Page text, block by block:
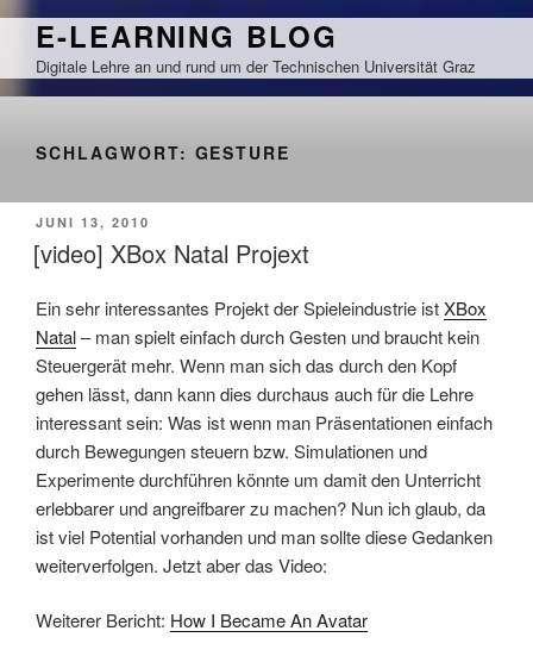
Zum
springen
E-LEARNING BLOG
Digitale Lehre an und rund um der Technischen Universität Graz
SCHLAGWORT: GESTURE
VERÖFFENTLICHT
AM
JUNI 13, 2010
[video] XBox Natal Projext
Ein sehr interessantes Projekt der Spieleindustrie istXBox
Natal– man spielt einfach durch Gesten und braucht kein
Steuergerät mehr. Wenn man sich das durch den Kopf
gehen lässt, dann kann dies durchaus auch für die Lehre
interessant sein: Was ist wenn man Präsentationen einfach
durch Bewegungen steuern bzw. Simulationen und
Experimente durchführen könnte um damit den Unterricht
erlebbarer und angreifbarer zu machen? Nun ich glaub, da
ist viel Potential vorhanden und man sollte diese Gedanken
weiterverfolgen. Jetzt aber das Video:
Weiterer Bericht: How I Became An Avatar